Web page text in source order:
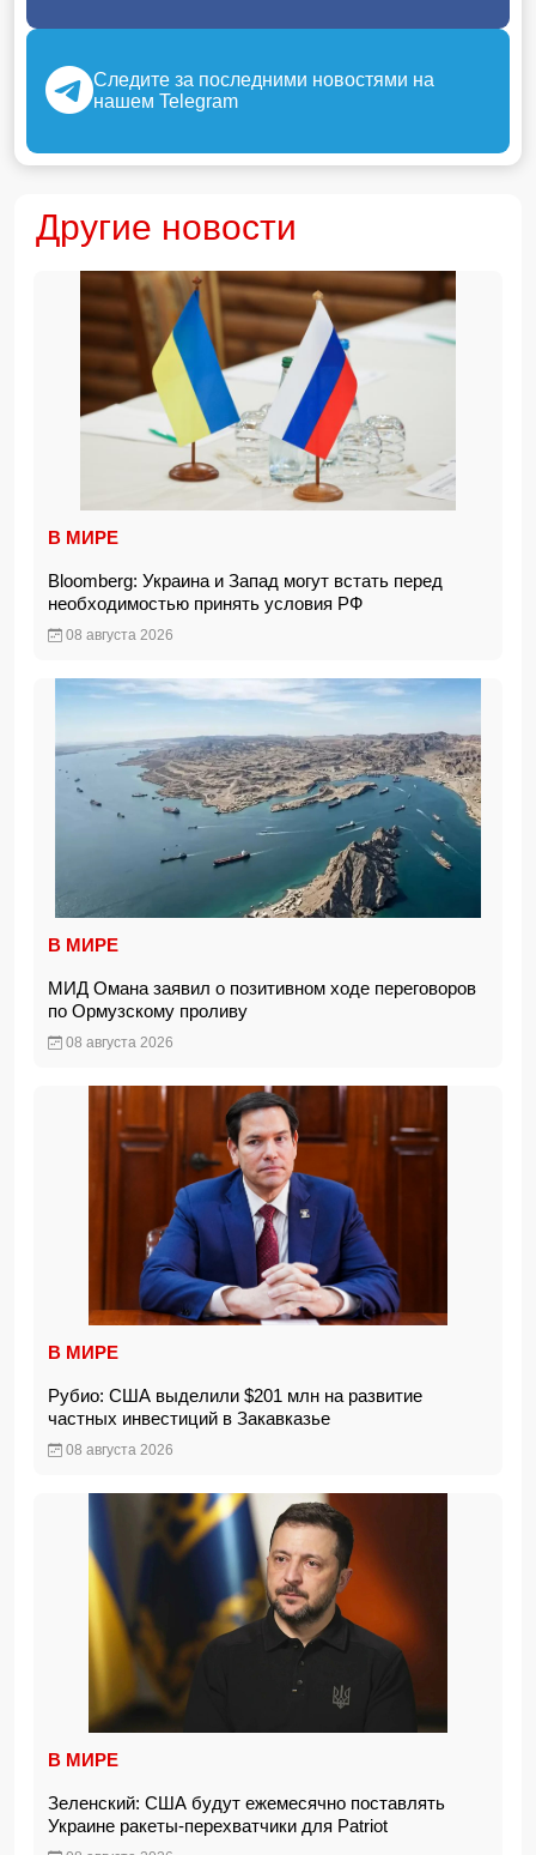
Следите за последними новостями на
нашем Telegram
Другие новости
В МИРЕ
Bloomberg: Украина и Запад могут встать перед
необходимостью принять условия РФ
08 августа 2026
В МИРЕ
МИД Омана заявил о позитивном ходе переговоров
по Ормузскому проливу
08 августа 2026
В МИРЕ
Рубио: США выделили $201 млн на развитие
частных инвестиций в Закавказье
08 августа 2026
В МИРЕ
Зеленский: США будут ежемесячно поставлять
Украине ракеты-перехватчики для Patriot